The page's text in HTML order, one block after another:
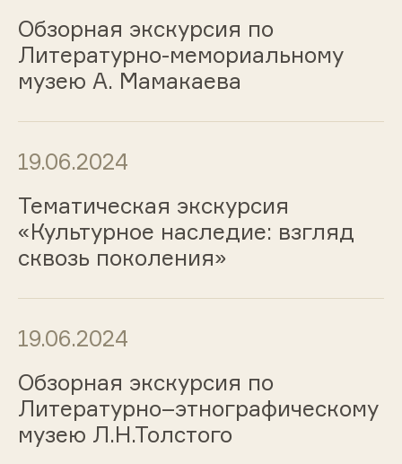
Обзорная экскурсия по
Литературно-мемориальному
музею А. Мамакаева
19.06.2024
Тематическая экскурсия
«Культурное наследие: взгляд
сквозь поколения»
19.06.2024
Обзорная экскурсия по
Литературно–этнографическому
музею Л.Н.Толстого